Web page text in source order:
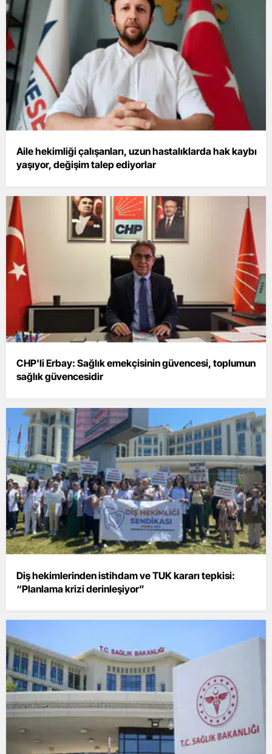
Aile hekimliği çalışanları, uzun hastalıklarda hak kaybı
yaşıyor, değişim talep ediyorlar
CHP'li Erbay: Sağlık emekçisinin güvencesi, toplumun
sağlık güvencesidir
Diş hekimlerinden istihdam ve TUK kararı tepkisi:
“Planlama krizi derinleşiyor”